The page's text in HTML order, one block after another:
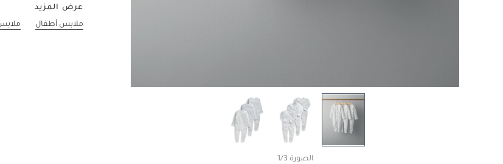
الصورة 1/3
عرض المزيد
ملابس أطفال
ملابس